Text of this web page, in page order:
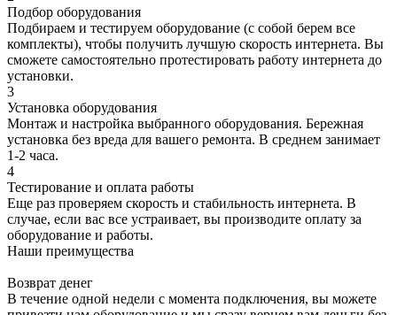
Подбор оборудования
Подбираем и тестируем оборудование (с собой берем все
комплекты), чтобы получить лучшую скорость интернета. Вы
сможете самостоятельно протестировать работу интернета до
установки.
3
Установка оборудования
Монтаж и настройка выбранного оборудования. Бережная
установка без вреда для вашего ремонта. В среднем занимает
1-2 часа.
4
Тестирование и оплата работы
Еще раз проверяем скорость и стабильность интернета. В
случае, если вас все устраивает, вы производите оплату за
оборудование и работы.
Наши преимущества
Возврат денег
В течение одной недели с момента подключения, вы можете